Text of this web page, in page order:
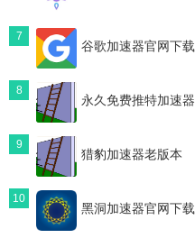
7
谷歌加速器官网下载
8
永久免费推特加速器
9
猎豹加速器老版本
10
黑洞加速器官网下载